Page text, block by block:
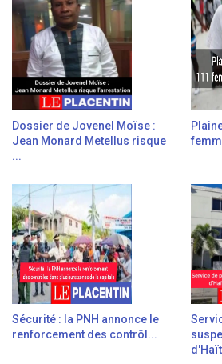
Dossier de Jovenel Moïse :
Jean Monard Metellus risque
...
Sécurité : la PNH annonce le
renforcement des contrôl...